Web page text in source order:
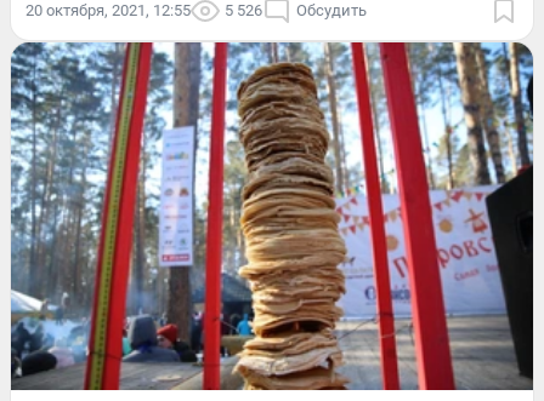
20 октября, 2021, 12:55 5 526 Обсудить